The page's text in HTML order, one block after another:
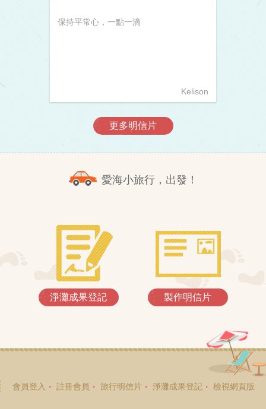
保持平常心，一點一滴
Kelison
更多明信片
愛海小旅行，出發！
淨灘成果登記 製作明信片
會員登入 註冊會員 旅行明信片 淨灘成果登記 檢視網頁版